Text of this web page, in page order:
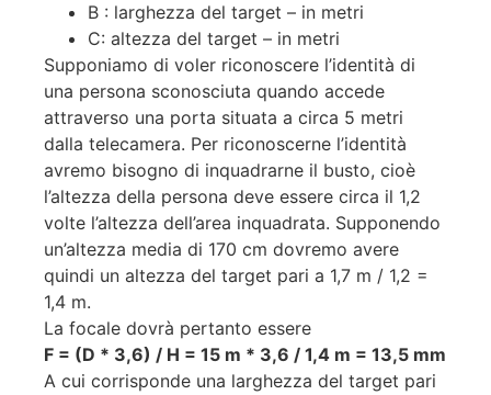
B : larghezza del target – in metri
C: altezza del target – in metri
Supponiamo di voler riconoscere l’identità di
una persona sconosciuta quando accede
attraverso una porta situata a circa 5 metri
dalla telecamera. Per riconoscerne l’identità
avremo bisogno di inquadrarne il busto, cioè
l’altezza della persona deve essere circa il 1,2
volte l’altezza dell’area inquadrata. Supponendo
un’altezza media di 170 cm dovremo avere
quindi un altezza del target pari a 1,7 m / 1,2 =
1,4 m.
La focale dovrà pertanto essere
F = (D * 3,6) / H = 15 m * 3,6 / 1,4 m = 13,5 mm
A cui corrisponde una larghezza del target pari